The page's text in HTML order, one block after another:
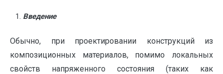
Введение
Обычно, при проектировании конструкций из
композиционных материалов, помимо локальных
свойств напряженного состояния (таких как